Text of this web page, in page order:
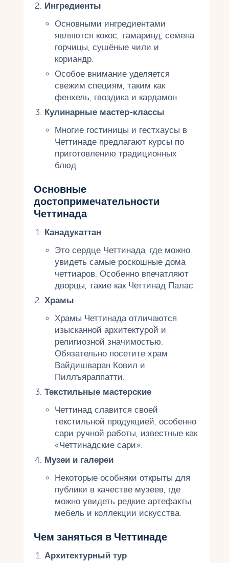
Ингредиенты
Основными ингредиентами
являются кокос, тамаринд, семена
горчицы, сушёные чили и
кориандр.
Особое внимание уделяется
свежим специям, таким как
фенхель, гвоздика и кардамон.
Кулинарные мастер-классы
Многие гостиницы и гестхаусы в
Четтинаде предлагают курсы по
приготовлению традиционных
блюд.
Основные
достопримечательности
Четтинада
Канадукаттан
Это сердце Четтинада, где можно
увидеть самые роскошные дома
четтиаров. Особенно впечатляют
дворцы, такие как Четтинад Палас.
Храмы
Храмы Четтинада отличаются
изысканной архитектурой и
религиозной значимостью.
Обязательно посетите храм
Вайдишваран Ковил и
Пиллъяраппатти.
Текстильные мастерские
Четтинад славится своей
текстильной продукцией, особенно
сари ручной работы, известные как
«Четтинадские сари».
Музеи и галереи
Некоторые особняки открыты для
публики в качестве музеев, где
можно увидеть редкие артефакты,
мебель и коллекции искусства.
Чем заняться в Четтинаде
Архитектурный тур